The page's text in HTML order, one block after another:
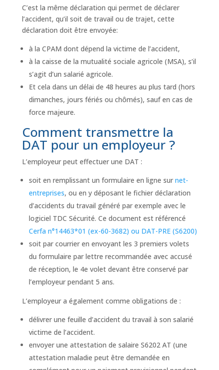
C’est la même déclaration qui permet de déclarer
l’accident, qu’il soit de travail ou de trajet, cette
déclaration doit être envoyée:
à la CPAM dont dépend la victime de l’accident,
à la caisse de la mutualité sociale agricole (MSA), s’il
s’agit d’un salarié agricole.
Et cela dans un délai de 48 heures au plus tard (hors
dimanches, jours fériés ou chômés), sauf en cas de
force majeure.
Comment transmettre la
DAT pour un employeur ?
L’employeur peut effectuer une DAT :
soit en remplissant un formulaire en ligne sur net-
entreprises, ou en y déposant le fichier déclaration
d’accidents du travail généré par exemple avec le
logiciel TDC Sécurité. Ce document est référencé
Cerfa n°14463*01 (ex-60-3682) ou DAT-PRE (S6200)
soit par courrier en envoyant les 3 premiers volets
du formulaire par lettre recommandée avec accusé
de réception, le 4e volet devant être conservé par
l’employeur pendant 5 ans.
L’employeur a également comme obligations de :
délivrer une feuille d’accident du travail à son salarié
victime de l’accident.
envoyer une attestation de salaire S6202 AT (une
attestation maladie peut être demandée en